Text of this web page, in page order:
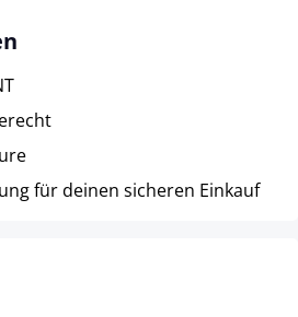
für deinen sicheren Einkauf